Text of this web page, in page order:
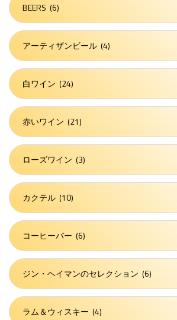
BEERS (6)
アーティザンビール (4)
白ワイン (24)
赤いワイン (21)
ローズワイン (3)
カクテル (10)
コーヒーバー (6)
ジン・ヘイマンのセレクション (6)
ラム＆ウィスキー (4)